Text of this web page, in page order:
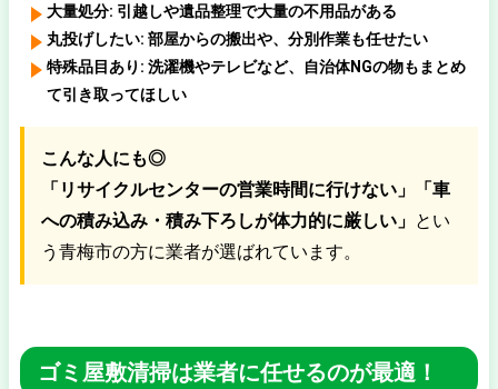
大量処分: 引越しや遺品整理で大量の不用品がある
丸投げしたい: 部屋からの搬出や、分別作業も任せたい
特殊品目あり: 洗濯機やテレビなど、自治体NGの物もまとめ
て引き取ってほしい
こんな人にも◎
「リサイクルセンターの営業時間に行けない」「車
への積み込み・積み下ろしが体力的に厳しい」 とい
う青梅市の方に業者が選ばれています。
ゴミ屋敷清掃は業者に任せるのが最適！